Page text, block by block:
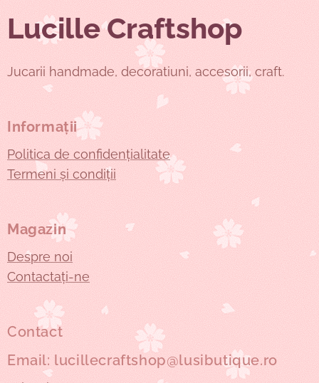
Lucille Craftshop
Jucarii handmade, decoratiuni, accesorii, craft.
Informații
Politica de confidențialitate
Termeni și condiții
Magazin
Despre noi
Contactați-ne
Contact
Email: lucillecraftshop@lusibutique.ro